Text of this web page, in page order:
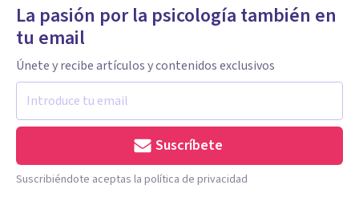
La pasión por la psicología también en
tu email
Únete y recibe artículos y contenidos exclusivos
Suscríbete
Suscribiéndote aceptas la política de privacidad